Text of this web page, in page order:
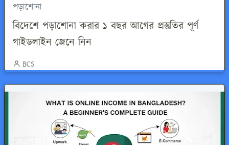
পড়াশোনা
বিদেশে পড়াশোনা করার ১ বছর আগের প্রস্তুতির পূর্ণ
গাইডলাইন জেনে নিন
BCS